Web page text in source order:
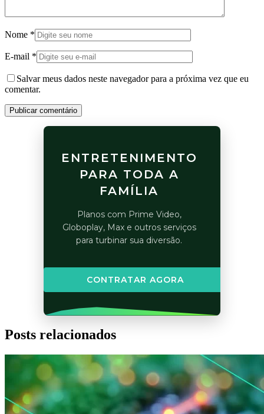
Nome *
E-mail *
Salvar meus dados neste navegador para a próxima vez que eu
comentar.
Publicar comentário
ENTRETENIMENTO
PARA TODA A
FAMÍLIA
Planos com Prime Video,
Globoplay, Max e outros serviços
para turbinar sua diversão.
CONTRATAR AGORA
Posts relacionados